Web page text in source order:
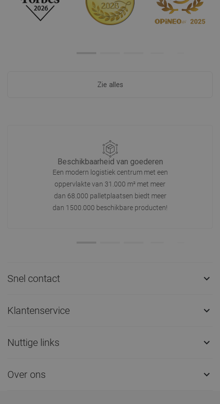
Zie alles
Beschikbaarheid van goederen
Een modern logistiek centrum met een
oppervlakte van 31.000 m² met meer
dan 68.000 palletplaatsen biedt meer
dan 1500.000 beschikbare producten!
Snel contact 
Klantenservice 
Nuttige links 
Over ons 